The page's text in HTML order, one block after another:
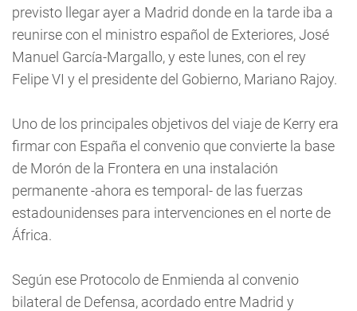
previsto llegar ayer a Madrid donde en la tarde iba a
reunirse con el ministro español de Exteriores, José
Manuel García-Margallo, y este lunes, con el rey
Felipe VI y el presidente del Gobierno, Mariano Rajoy.
Uno de los principales objetivos del viaje de Kerry era
firmar con España el convenio que convierte la base
de Morón de la Frontera en una instalación
permanente -ahora es temporal- de las fuerzas
estadounidenses para intervenciones en el norte de
África.
Según ese Protocolo de Enmienda al convenio
bilateral de Defensa, acordado entre Madrid y